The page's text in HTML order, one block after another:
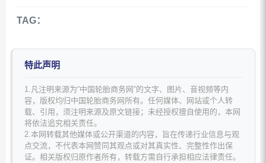
TAG：
特此声明
1.凡注明来源为“中国轮胎商务网”的文字、图片、音视频等内
容，版权均归中国轮胎商务网所有。任何媒体、网站或个人转
载、引用，须注明来源及原文链接；未经授权擅自使用的，本网
将依法追究相关责任。
2.本网转载其他媒体或公开渠道的内容，旨在传递行业信息与观
点交流，不代表本网赞同其观点或对其真实性、完整性作出保
证。相关版权归原作者所有，转载方需自行承担相应法律责任。